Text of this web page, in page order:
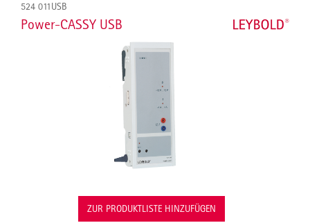
524 011USB
Power-CASSY USB
ZUR PRODUKTLISTE HINZUFÜGEN